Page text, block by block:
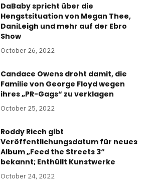
DaBaby spricht über die
Hengstsituation von Megan Thee,
DaniLeigh und mehr auf der Ebro
Show
October 26, 2022
Candace Owens droht damit, die
Familie von George Floyd wegen
ihres „PR-Gags“ zu verklagen
October 25, 2022
Roddy Ricch gibt
Veröffentlichungsdatum für neues
Album „Feed the Streets 3“
bekannt; Enthüllt Kunstwerke
October 24, 2022